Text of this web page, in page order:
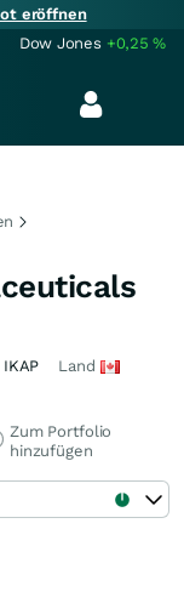
eröffnen
Dow Jones +0,25%
IKAP Land
Zum Portfolio
hinzufügen